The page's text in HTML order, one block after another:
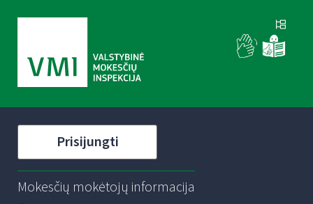
Prisijungti
Mokesčių mokėtojų informacija